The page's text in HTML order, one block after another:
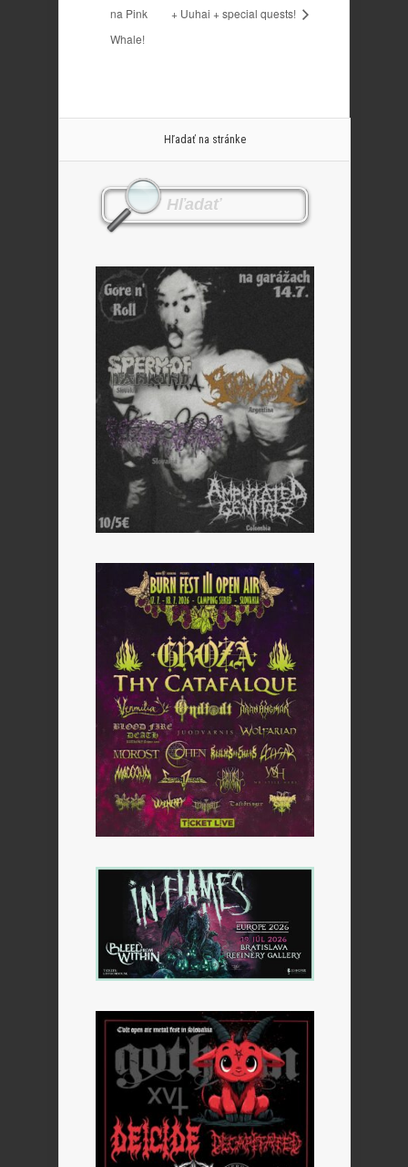
na Pink
Whale!
+ Uuhai + special quests!
Hľadať na stránke